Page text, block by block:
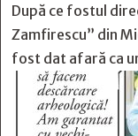
După ce fostul
Zamfirescu” din
fost dat afară ca